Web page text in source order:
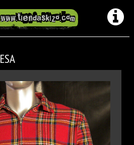
Y ABRIGOS PUNK